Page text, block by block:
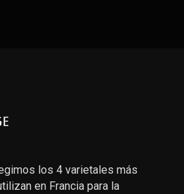
los 4 varietales más
en Francia para la